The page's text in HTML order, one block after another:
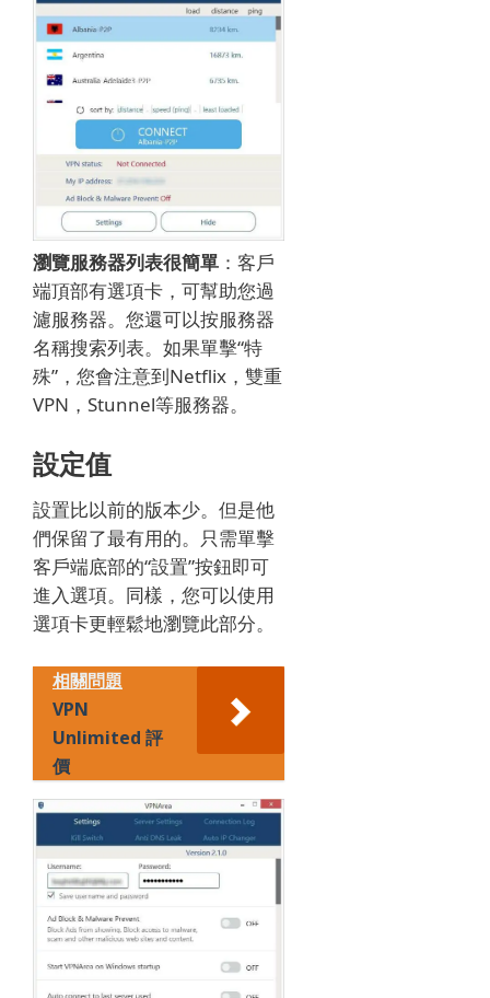
瀏覽服務器列表很簡單 ：客戶
端頂部有選項卡，可幫助您過
濾服務器。 您還可以按服務器
名稱搜索列表。 如果單擊“特
殊”，您會注意到Netflix，雙重
VPN，Stunnel等服務器。
設定值
設置比以前的版本少。 但是他
們保留了最有用的。 只需單擊
客戶端底部的“設置”按鈕即可
進入選項。 同樣，您可以使用
選項卡更輕鬆地瀏覽此部分。
相關問題
VPN
Unlimited 評
價